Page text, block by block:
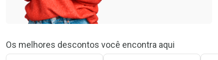
Os melhores descontos você encontra aqui